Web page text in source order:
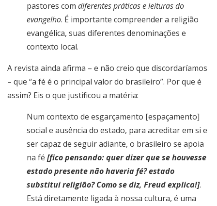
pastores com diferentes práticas e leituras do
evangelho. É importante compreender a religião
evangélica, suas diferentes denominações e
contexto local.
A revista ainda afirma – e não creio que discordaríamos
– que “a fé é o principal valor do brasileiro”. Por que é
assim? Eis o que justificou a matéria:
Num contexto de esgarçamento [espaçamento]
social e ausência do estado, para acreditar em si e
ser capaz de seguir adiante, o brasileiro se apoia
na fé [fico pensando: quer dizer que se houvesse
estado presente não haveria fé? estado
substitui religião? Como se diz, Freud explica!].
Está diretamente ligada à nossa cultura, é uma